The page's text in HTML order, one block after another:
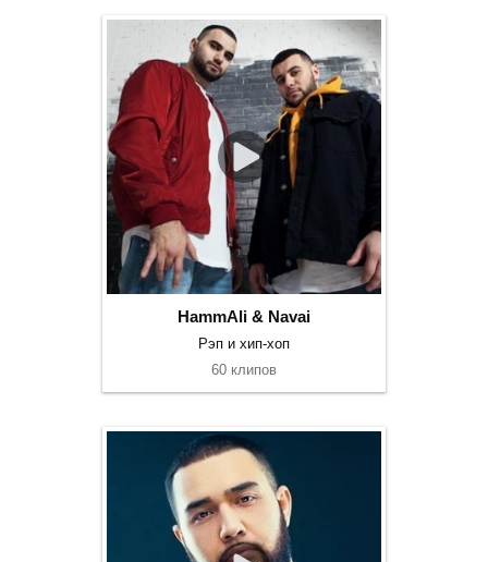
HammAli & Navai
Рэп и хип-хоп
60 клипов